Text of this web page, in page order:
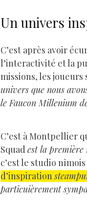
Un univers
C’est après avoir
l’interactivité et la
missions, les
univers que nous
le Faucon Millenium
C’est à Montpellier
Squadest la première
c’est le studio
d’inspiration
particuièrement